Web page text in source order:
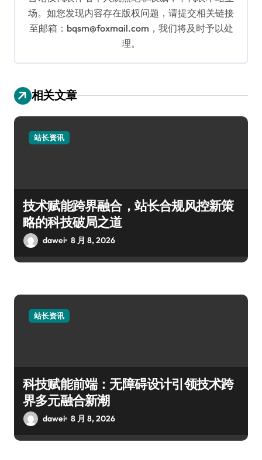
场。如您发现内容存在版权问题，请提交相关链接
至邮箱：bqsm@foxmail.com，我们将及时予以处
理。
相关文章
站长资讯
技术赋能跨界融合，站长合规风控新策
略的科技破局之道
dawei 8 月 8, 2026
站长资讯
科技赋能前端：无障碍设计引领技术跨
界多元融合新潮
dawei 8 月 8, 2026